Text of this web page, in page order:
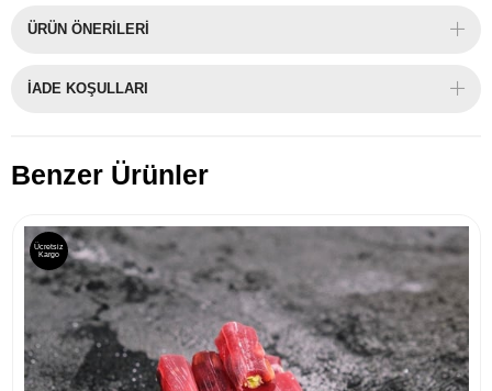
ÜRÜN ÖNERILERI
İADE KOŞULLARI
Benzer Ürünler
Ücretsiz
Kargo